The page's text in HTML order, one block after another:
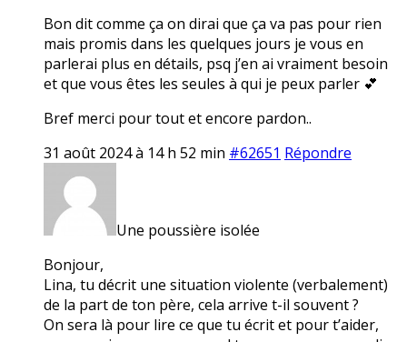
Bon dit comme ça on dirai que ça va pas pour rien
mais promis dans les quelques jours je vous en
parlerai plus en détails, psq j’en ai vraiment besoin
et que vous êtes les seules à qui je peux parler 💕
Bref merci pour tout et encore pardon..
31 août 2024 à 14 h 52 min #62651 Répondre
Une poussière isolée
Bonjour,
Lina, tu décrit une situation violente (verbalement)
de la part de ton père, cela arrive t-il souvent ?
On sera là pour lire ce que tu écrit et pour t’aider,